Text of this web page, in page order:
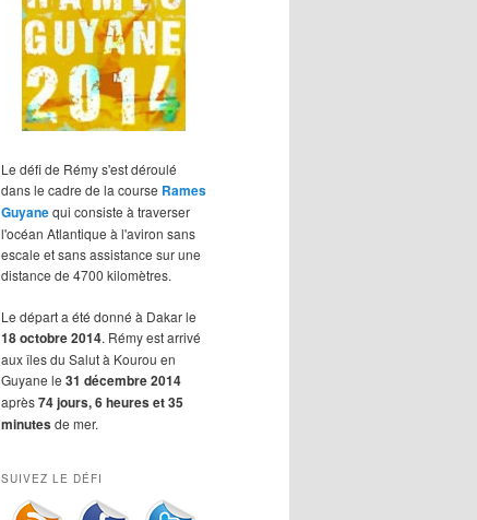
Le défi de Rémy s'est déroulé
dans le cadre de la course Rames
Guyanequi consiste à traverser
l'océan Atlantique à l'aviron sans
escale et sans assistance sur une
distance de 4700 kilomètres.
Le départ a été donné à Dakar le
18 octobre 2014. Rémy est arrivé
aux îles du Salut à Kourou en
Guyane le 31 décembre 2014
après74 jours, 6 heures et 35
minutesde mer.
SUIVEZ LE DÉFI